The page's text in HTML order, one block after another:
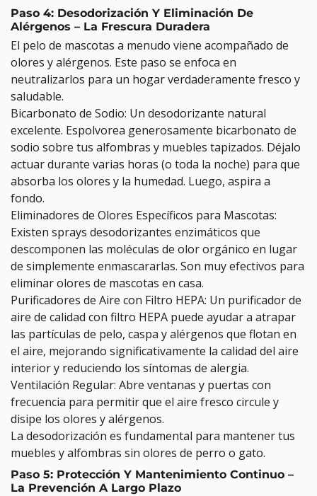
Paso 4: Desodorización Y Eliminación De
Alérgenos – La Frescura Duradera
El pelo de mascotas a menudo viene acompañado de
olores y alérgenos. Este paso se enfoca en
neutralizarlos para un hogar verdaderamente fresco y
saludable.
Bicarbonato de Sodio: Un desodorizante natural
excelente. Espolvorea generosamente bicarbonato de
sodio sobre tus alfombras y muebles tapizados. Déjalo
actuar durante varias horas (o toda la noche) para que
absorba los olores y la humedad. Luego, aspira a
fondo.
Eliminadores de Olores Específicos para Mascotas:
Existen sprays desodorizantes enzimáticos que
descomponen las moléculas de olor orgánico en lugar
de simplemente enmascararlas. Son muy efectivos para
eliminar olores de mascotas en casa.
Purificadores de Aire con Filtro HEPA: Un purificador de
aire de calidad con filtro HEPA puede ayudar a atrapar
las partículas de pelo, caspa y alérgenos que flotan en
el aire, mejorando significativamente la calidad del aire
interior y reduciendo los síntomas de alergia.
Ventilación Regular: Abre ventanas y puertas con
frecuencia para permitir que el aire fresco circule y
disipe los olores y alérgenos.
La desodorización es fundamental para mantener tus
muebles y alfombras sin olores de perro o gato.
Paso 5: Protección Y Mantenimiento Continuo –
La Prevención A Largo Plazo